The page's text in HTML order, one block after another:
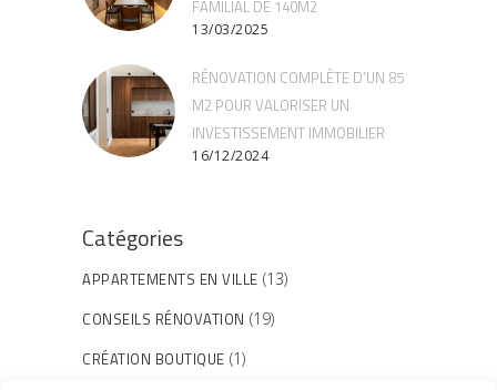
FAMILIAL DE 140M2
13/03/2025
RÉNOVATION COMPLÈTE D’UN 85
M2 POUR VALORISER UN
INVESTISSEMENT IMMOBILIER
16/12/2024
Catégories
APPARTEMENTS EN VILLE (13)
CONSEILS RÉNOVATION (19)
CRÉATION BOUTIQUE (1)